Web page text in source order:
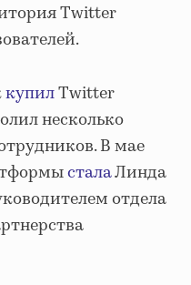
Twitter
купилTwitter
несколько
В мае
сталаЛинда
отдела